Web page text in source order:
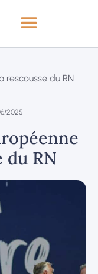
rescousse du RN
2025
du RN